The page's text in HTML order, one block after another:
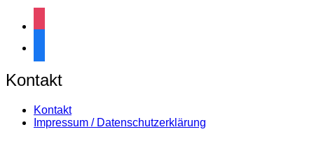
Kontakt
Kontakt
Impressum / Datenschutzerklärung